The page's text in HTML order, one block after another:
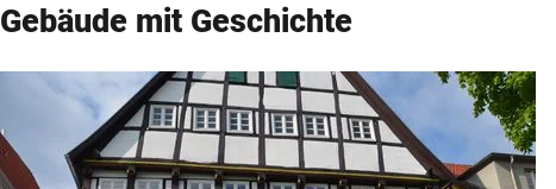
Gebäude mit Geschichte